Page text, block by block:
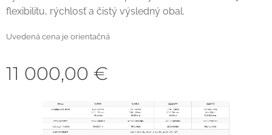
flexibilitu, rýchlosť a čistý výsledný obal.
Uvedená cena je orientačná
11 000,00 €